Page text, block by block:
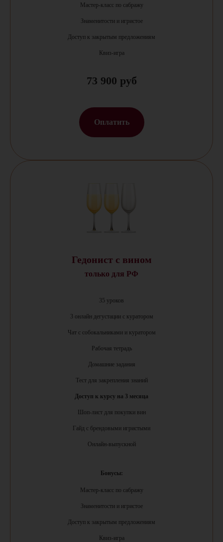
Мастер-класс по сабражу
Знаменитости и игристое
Доступ к закрытым предложениям
Квиз-игра
73 900 руб
Оплатить
Гедонист с вином
только для РФ
35 уроков
3 онлайн дегустации с куратором
Чат с собокальниками и куратором
Рабочая тетрадь
Домашние задания
Тест для закрепления знаний
Доступ к курсу на 3 месяца
Шоп-лист для покупки вин
Гайд с брендовыми игристыми
Онлайн-выпускной
Бонусы:
Мастер-класс по сабражу
Знаменитости и игристое
Доступ к закрытым предложениям
Квиз-игра